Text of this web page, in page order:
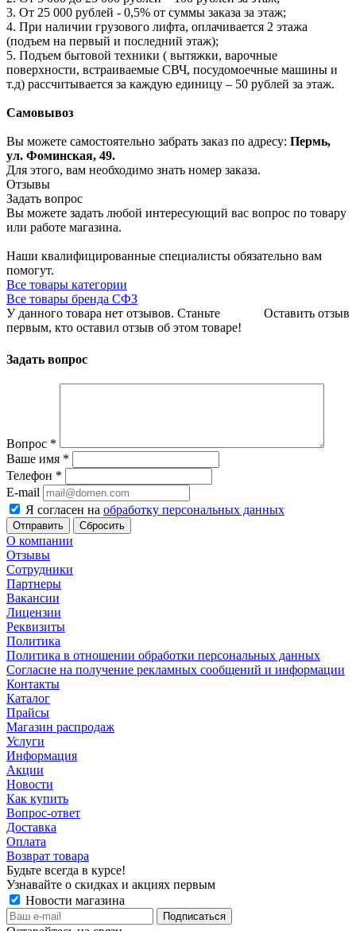
3. От 25 000 рублей - 0,5% от суммы заказа за этаж;
4. При наличии грузового лифта, оплачивается 2 этажа
(подъем на первый и последний этаж);
5. Подъем бытовой техники ( вытяжки, варочные
поверхности, встраиваемые СВЧ, посудомоечные машины и
т.д) рассчитывается за каждую единицу – 50 рублей за этаж.
Самовывоз
Вы можете самостоятельно забрать заказ по адресу: Пермь,
ул. Фоминская, 49.
Для этого, вам необходимо знать номер заказа.
Отзывы
Задать вопрос
Вы можете задать любой интересующий вас вопрос по товару
или работе магазина.
Наши квалифицированные специалисты обязательно вам
помогут.
Все товары категории
Все товары бренда СФЗ
Оставить отзыв
У данного товара нет отзывов. Станьте
первым, кто оставил отзыв об этом товаре!
Задать вопрос
Вопрос *
Ваше имя *
Телефон *
E-mail
Я согласен на обработку персональных данных
Сбросить
О компании
Отзывы
Сотрудники
Партнеры
Вакансии
Лицензии
Реквизиты
Политика
Политика в отношении обработки персональных данных
Согласие на получение рекламных сообщений и информации
Контакты
Каталог
Прайсы
Магазин распродаж
Услуги
Информация
Акции
Новости
Как купить
Вопрос-ответ
Доставка
Оплата
Возврат товара
Будьте всегда в курсе!
Узнавайте о скидках и акциях первым
Новости магазина